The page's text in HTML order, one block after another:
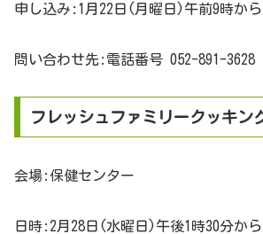
申し込み:1月22日(月曜日)午前9時か
問い合わせ先:電話番号 052-891-3628
フレッシュファミリークッキン
会場:保健センター
日時:2月28日(水曜日)午後1時30分か